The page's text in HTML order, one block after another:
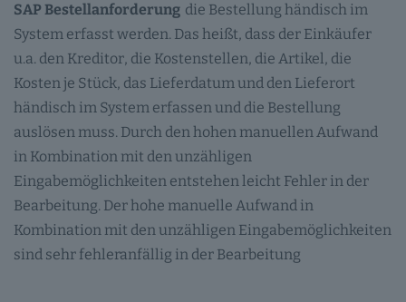
SAP Bestellanforderung die Bestellung händisch im
System erfasst werden. Das heißt, dass der Einkäufer
u.a. den Kreditor, die Kostenstellen, die Artikel, die
Kosten je Stück, das Lieferdatum und den Lieferort
händisch im System erfassen und die Bestellung
auslösen muss. Durch den hohen manuellen Aufwand
in Kombination mit den unzähligen
Eingabemöglichkeiten entstehen leicht Fehler in der
Bearbeitung. Der hohe manuelle Aufwand in
Kombination mit den unzähligen Eingabemöglichkeiten
sind sehr fehleranfällig in der Bearbeitung